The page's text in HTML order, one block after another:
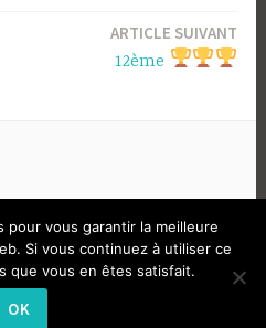
ARTICLE SUIVANT
12ème
LÉGALES
CONFIDENTIALITÉ
pour vous garantir la meilleure
Si vous continuez à utiliser ce
que vous en êtes satisfait.
OK